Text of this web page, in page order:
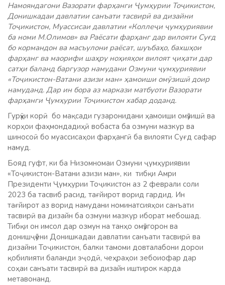
Намояндагони Вазорати фарҳанги Ҷумҳурии Тоҷикистон,
Донишкадаи давлатии санъати тасвирӣ ва дизайни
Тоҷикистон, Муассисаи давлатии «Коллеҷи ҷумҳуриявии
ба номи М.Олимов» ва Раёсати фарҳанг дар вилояти Суғд
бо кормандон ва масъулони раёсат, шуъбаҳо, бахшҳои
фарҳанг ва маорифи шаҳру ноҳияҳои вилоят ҷиҳати дар
сатҳи баланд баргузор намудани Озмуни ҷумҳуриявии
«Тоҷикистон-Ватани азизи ман» ҳамоиши омӯзишӣ доир
намуданд. Дар ин бора аз маркази матбуоти Вазорати
фарҳанги Ҷумҳурии Тоҷикистон хабар доданд.
Гурӯҳи корӣ бо мақсади гузаронидани ҳамоиши омӯзишӣ ва
корҳои фаҳмондадиҳӣ вобаста ба озмуни мазкур ва
шиносоӣ бо муассисаҳои фарҳангӣ ба вилояти Суғд сафар
намуд.
Бояд гуфт, ки ба Низомномаи Озмуни ҷумҳуриявии
«Тоҷикистон-Ватани азизи ман», ки тибқи Амри
Президенти Ҷумҳурии Тоҷикистон аз 2 феврали соли
2023 ба тасвиб расид, тағйирот ворид гардид. Ин
тағйирот аз ворид намудани номинатсияҳои санъати
тасвирӣ ва дизайн ба озмуни мазкур иборат мебошад.
Тибқи он имсол дар озмун на танҳо омӯзгорон ва
донишҷӯёни Донишкадаи давлатии санъати тасвирӣ ва
дизайни Тоҷикистон, балки тамоми довталабони дорои
қобилияти баланди эҷодӣ, чеҳраҳои зебоиофар дар
соҳаи санъати тасвирӣ ва дизайн иштирок карда
метавонанд.